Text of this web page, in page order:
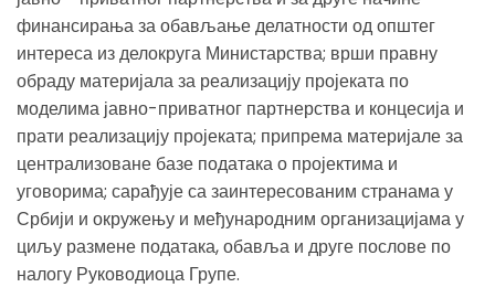
финансирања за обављање делатности од општег
интереса из делокруга Министарства; врши правну
обраду материјала за реализацију пројеката по
моделима јавно-приватног партнерства и концесија и
прати реализацију пројеката; припрема материјале за
централизоване базе података о пројектима и
уговорима; сарађује са заинтересованим странама у
Србији и окружењу и међународним организацијама у
циљу размене података, обавља и друге послове по
налогу Руководиоца Групе.